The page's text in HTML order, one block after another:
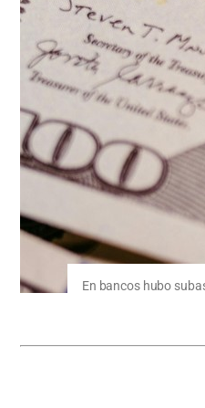
En bancos hubo